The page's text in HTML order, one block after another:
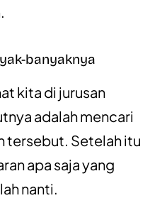
banyaknya
kita di jurusan
adalah mencari
tersebut. Setelah itu
apa saja yang
nanti.